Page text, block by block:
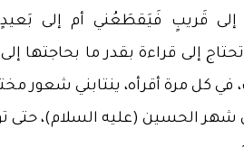
إلى قَريبٍ فَيَقطَعُني أم إلى
إلى قراءة بقدر ما بحاجتها
كل مرة أقرأه، ينتابني شعور
شهر الحسين (عليه السلام)، حتى